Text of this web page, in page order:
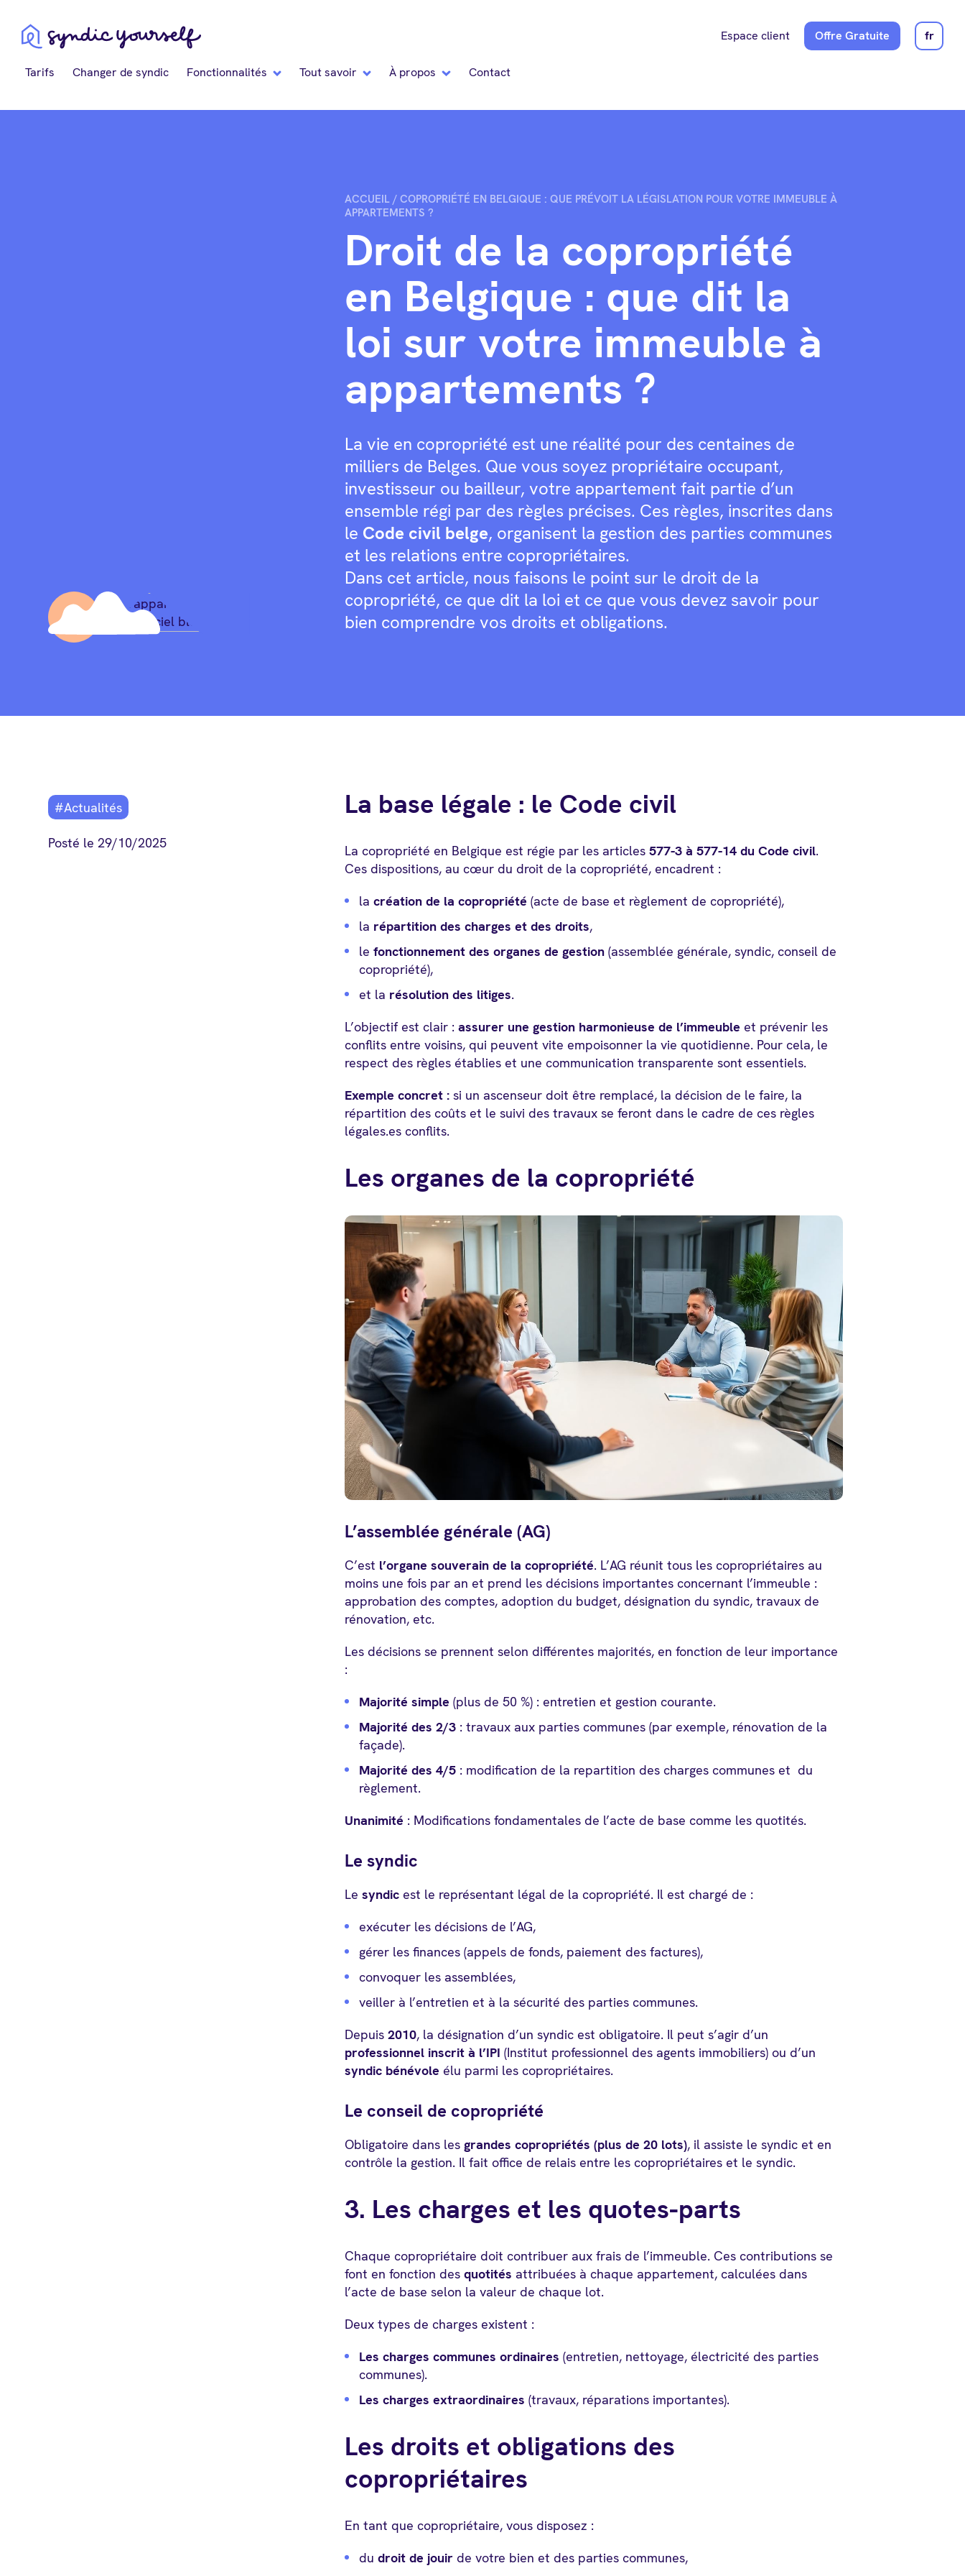
Blog Syndic Yourself
Tarifs Changer de syndic Fonctionnalités Tout savoir À propos Contact
Espace client Offre Gratuite fr
ACCUEIL /COPROPRIÉTÉ EN BELGIQUE : QUE PRÉVOIT LA LÉGISLATION POUR VOTRE IMMEUBLE À
APPARTEMENTS ?
Droit de la copropriété
en Belgique : que dit la
loi sur votre immeuble à
appartements ?
La vie en copropriété est une réalité pour des centaines de
milliers de Belges. Que vous soyez propriétaire occupant,
investisseur ou bailleur, votre appartement fait partie d’un
ensemble régi par des règles précises. Ces règles, inscrites dans
le Code civil belge, organisent la gestion des parties communes
et les relations entre copropriétaires.
Dans cet article, nous faisons le point sur le droit de la
copropriété, ce que dit la loi et ce que vous devez savoir pour
bien comprendre vos droits et obligations.
#Actualités
Posté le 29/10/2025
La base légale : le Code civil
La copropriété en Belgique est régie par les articles577-3 à 577-14 du Code civil.
Ces dispositions, au cœur du droit de la copropriété, encadrent :
lacréation de la copropriété (acte de base et règlement de copropriété),
la répartition des charges et des droits,
lefonctionnement des organes de gestion (assemblée générale, syndic, conseil de
copropriété),
et la résolution des litiges.
L’objectif est clair :assurer une gestion harmonieuse de l’immeuble et prévenir les
conflits entre voisins, qui peuvent vite empoisonner la vie quotidienne. Pour cela, le
respect des règles établies et une communication transparente sont essentiels.
Exemple concret :si un ascenseur doit être remplacé, la décision de le faire, la
répartition des coûts et le suivi des travaux se feront dans le cadre de ces règles
légales.es conflits.
Les organes de la copropriété
L’assemblée générale (AG)
C’est l’organe souverain de la copropriété. L’AG réunit tous les copropriétaires au
moins une fois par an et prend les décisions importantes concernant l’immeuble :
approbation des comptes, adoption du budget, désignation du syndic, travaux de
rénovation, etc.
Les décisions se prennent selon différentes majorités, en fonction de leur importance
:
Majorité simple (plus de 50 %) : entretien et gestion courante.
Majorité des 2/3 : travaux aux parties communes (par exemple, rénovation de la
façade).
Majorité des 4/5 : modification de la repartition des charges communes et du
règlement.
Unanimité : Modifications fondamentales de l’acte de base comme les quotités.
Le syndic
Lesyndic est le représentant légal de la copropriété. Il est chargé de :
exécuter les décisions de l’AG,
gérer les finances (appels de fonds, paiement des factures),
convoquer les assemblées,
veiller à l’entretien et à la sécurité des parties communes.
Depuis2010, la désignation d’un syndic est obligatoire. Il peut s’agir d’un
professionnel inscrit à l’IPI (Institut professionnel des agents immobiliers) ou d’un
syndic bénévole élu parmi les copropriétaires.
Le conseil de copropriété
Obligatoire dans lesgrandes copropriétés (plus de 20 lots), il assiste le syndic et en
contrôle la gestion. Il fait office de relais entre les copropriétaires et le syndic.
3. Les charges et les quotes-parts
Chaque copropriétaire doit contribuer aux frais de l’immeuble. Ces contributions se
font en fonction desquotités attribuées à chaque appartement, calculées dans
l’acte de base selon la valeur de chaque lot.
Deux types de charges existent :
Les charges communes ordinaires (entretien, nettoyage, électricité des parties
communes).
Les charges extraordinaires (travaux, réparations importantes).
Les droits et obligations des
copropriétaires
En tant que copropriétaire, vous disposez :
dudroit de jouir de votre bien et des parties communes,